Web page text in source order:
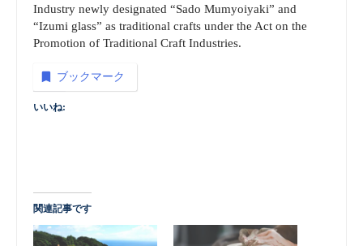
Industry newly designated “Sado Mumyoiyaki” and
“Izumi glass” as traditional crafts under the Act on the
Promotion of Traditional Craft Industries.
ブックマーク
いいね:
関連記事です